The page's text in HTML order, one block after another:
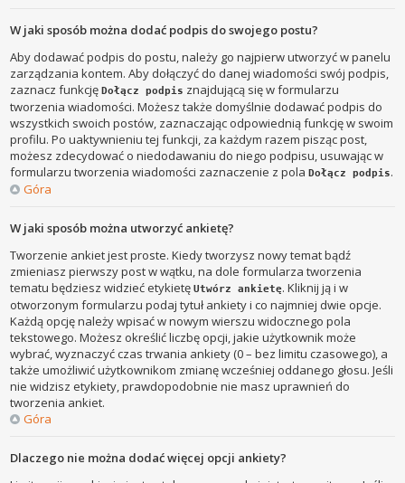
W jaki sposób można dodać podpis do swojego postu?
Aby dodawać podpis do postu, należy go najpierw utworzyć w panelu
zarządzania kontem. Aby dołączyć do danej wiadomości swój podpis,
zaznacz funkcjęDołącz podpis znajdującą się w formularzu
tworzenia wiadomości. Możesz także domyślnie dodawać podpis do
wszystkich swoich postów, zaznaczając odpowiednią funkcję w swoim
profilu. Po uaktywnieniu tej funkcji, za każdym razem pisząc post,
możesz zdecydować o niedodawaniu do niego podpisu, usuwając w
formularzu tworzenia wiadomości zaznaczenie z polaDołącz podpis.
Góra
W jaki sposób można utworzyć ankietę?
Tworzenie ankiet jest proste. Kiedy tworzysz nowy temat bądź
zmieniasz pierwszy post w wątku, na dole formularza tworzenia
tematu będziesz widzieć etykietęUtwórz ankietę. Kliknij ją i w
otworzonym formularzu podaj tytuł ankiety i co najmniej dwie opcje.
Każdą opcję należy wpisać w nowym wierszu widocznego pola
tekstowego. Możesz określić liczbę opcji, jakie użytkownik może
wybrać, wyznaczyć czas trwania ankiety (0 – bez limitu czasowego), a
także umożliwić użytkownikom zmianę wcześniej oddanego głosu. Jeśli
nie widzisz etykiety, prawdopodobnie nie masz uprawnień do
tworzenia ankiet.
Góra
Dlaczego nie można dodać więcej opcji ankiety?